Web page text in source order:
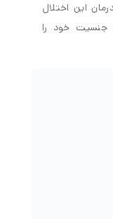
این اختلال
خود را